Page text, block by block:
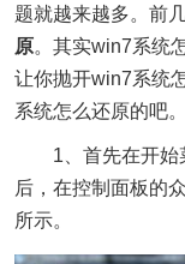
题就越来越多。前
原。其实win7系统
让你抛开win7系统
系统怎么还原的吧。
1、首先在开始菜
后，在控制面板的
所示。